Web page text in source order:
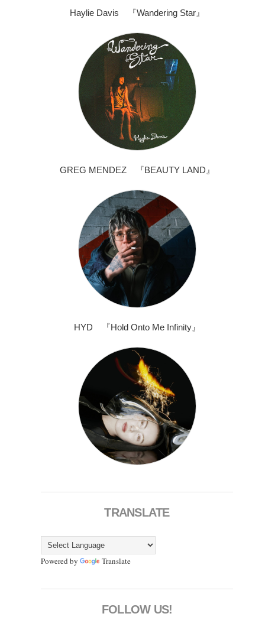
Haylie Davis 『Wandering Star』
GREG MENDEZ 『BEAUTY LAND』
HYD 『Hold Onto Me Infinity』
TRANSLATE
Powered by Translate
FOLLOW US!